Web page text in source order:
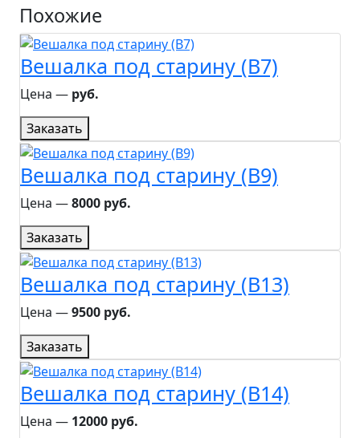
Похожие
Вешалка под старину (B7)
Цена ― руб.
Заказать
Вешалка под старину (B9)
Цена ―8000 руб.
Заказать
Вешалка под старину (B13)
Цена ―9500 руб.
Заказать
Вешалка под старину (B14)
Цена ― 12000 руб.